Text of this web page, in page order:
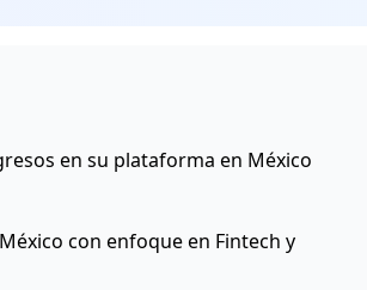
en su plataforma en México
con enfoque en Fintech y